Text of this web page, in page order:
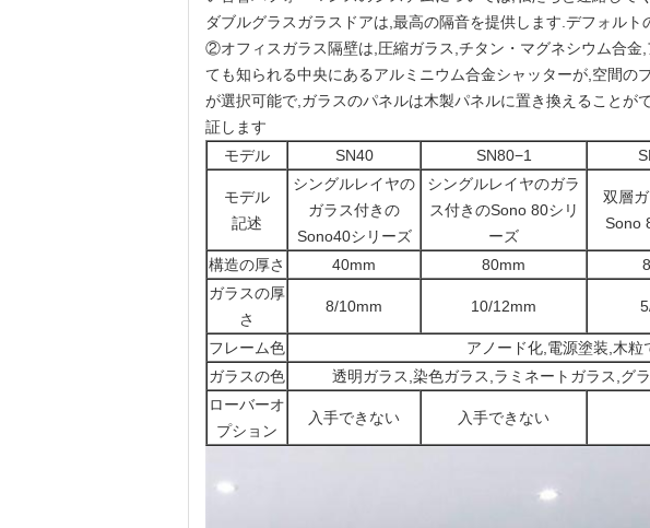
ダブルグラスガラスドアは,最高の隔音を提供します.デフォル
②オフィスガラス隔壁は,圧縮ガラス,チタン・マグネシウム合
ても知られる中央にあるアルミニウム合金シャッターが,空間
が選択可能で,ガラスのパネルは木製パネルに置き換えることが
証します
モデル
SN40 SN80−1
モデル
記述
シングルレイヤの
ガラス付きの
Sono40シリーズ
シングルレイヤのガラ
ス付きのSono 80シリ
ーズ
双層
Sono
構造の厚さ 40mm 80mm
ガラスの厚
さ
8/10mm 10/12mm
フレーム色
アノード化,電源塗装,木粒
ガラスの色
透明ガラス,染色ガラス,ラミネートガラス,グ
ローバーオ
プション
入手できない 入手できない